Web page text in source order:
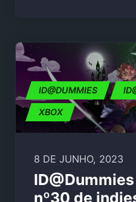
ID@DUMMIES
XBOX
8 DE JUNHO, 2023
nº30 de